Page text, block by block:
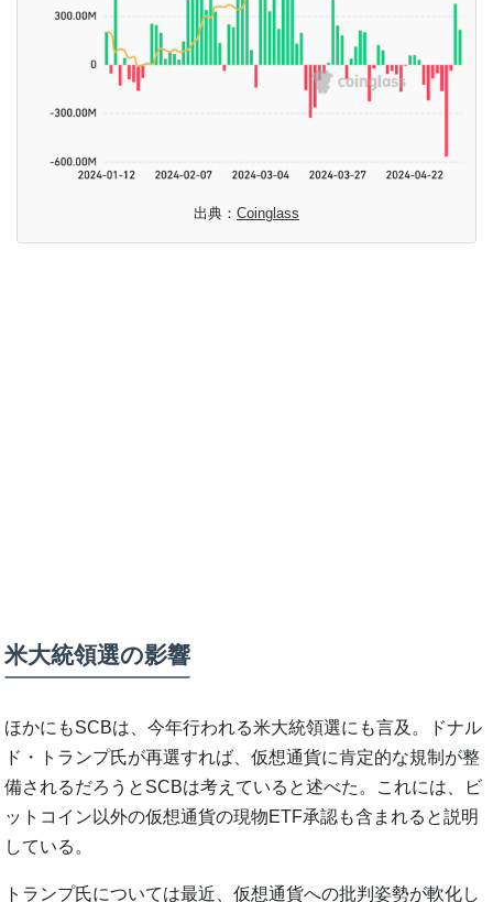
出典： Coinglass
米大統領選の影響
ほかにもSCBは、今年行われる米大統領選にも言及。ドナル
ド・トランプ氏が再選すれば、仮想通貨に肯定的な規制が整
備されるだろうとSCBは考えていると述べた。これには、ビ
ットコイン以外の仮想通貨の現物ETF承認も含まれると説明
している。
トランプ氏については最近、仮想通貨への批判姿勢が軟化し